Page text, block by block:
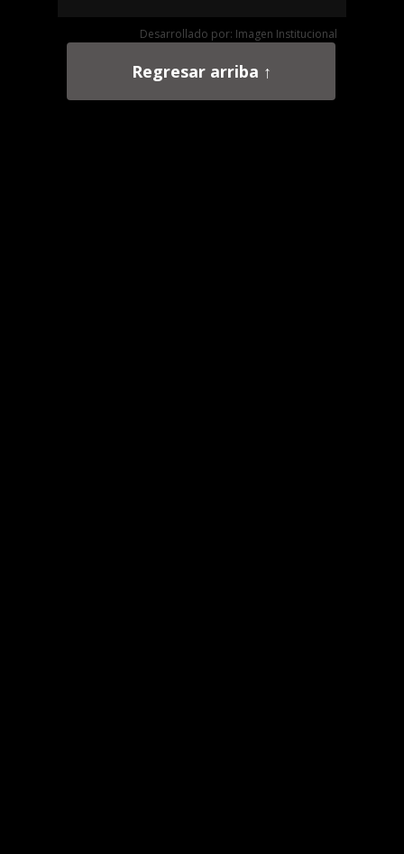
Desarrollado por: Imagen Institucional
Regresar arriba ↑